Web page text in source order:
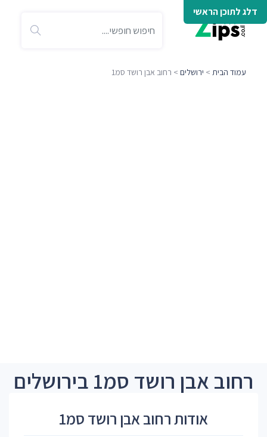
דלג לתוכן הראשי
עמוד הבית > ירושלים > רחוב אבן רושד סמ1
רחוב אבן רושד סמ1 בירושלים
אודות רחוב אבן רושד סמ1